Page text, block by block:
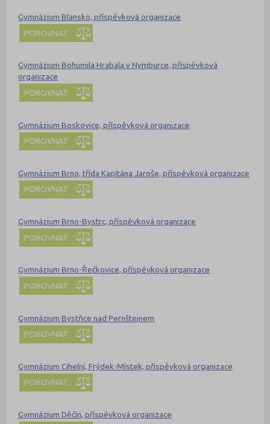
Gymnázium Blansko, příspěvková organizace
POROVNAT
Gymnázium Bohumila Hrabala v Nymburce, příspěvková
organizace
POROVNAT
Gymnázium Boskovice, příspěvková organizace
POROVNAT
Gymnázium Brno, třída Kapitána Jaroše, příspěvková organizace
POROVNAT
Gymnázium Brno-Bystrc, příspěvková organizace
POROVNAT
Gymnázium Brno-Řečkovice, příspěvková organizace
POROVNAT
Gymnázium Bystřice nad Pernštejnem
POROVNAT
Gymnázium Cihelní, Frýdek-Místek, příspěvková organizace
POROVNAT
Gymnázium Děčín, příspěvková organizace